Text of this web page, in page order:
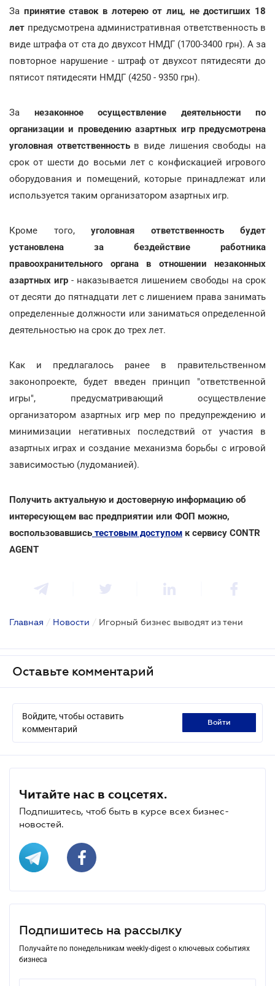
За принятие ставок в лотерею от лиц, не достигших 18
лет предусмотрена административная ответственность в
виде штрафа от ста до двухсот НМДГ (1700-3400 грн). А за
повторное нарушение - штраф от двухсот пятидесяти до
пятисот пятидесяти НМДГ (4250 - 9350 грн).
За незаконное осуществление деятельности по
организации и проведению азартных игр предусмотрена
уголовная ответственностьв виде лишения свободы на
срок от шести до восьми лет с конфискацией игрового
оборудования и помещений, которые принадлежат или
используется таким организатором азартных игр.
Кроме того, уголовная ответственность будет
установлена за бездействие работника
правоохранительного органа в отношении незаконных
азартных игр - наказывается лишением свободы на срок
от десяти до пятнадцати лет с лишением права занимать
определенные должности или заниматься определенной
деятельностью на срок до трех лет.
Как и предлагалось ранее в правительственном
законопроекте, будет введен принцип "ответственной
игры", предусматривающий осуществление
организатором азартных игр мер по предупреждению и
минимизации негативных последствий от участия в
азартных играх и создание механизма борьбы с игровой
зависимостью (лудоманией).
Получить актуальную и достоверную информацию об
интересующем вас предприятии или ФОП можно,
воспользовавшись тестовым доступом к сервису CONTR
AGENT
Главная / Новости / Игорный бизнес выводят из тени
Оставьте комментарий
Войдите, чтобы оставить
комментарий
войти
Читайте нас в соцсетях.
Подпишитесь, чтоб быть в курсе всех бизнес-
новостей.
Подпишитесь на рассылку
Получайте по понедельникам weekly-digest о ключевых событиях
бизнеса